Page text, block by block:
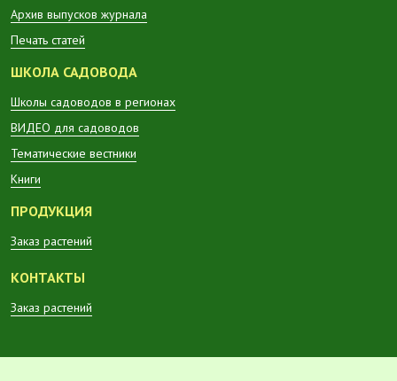
Архив выпусков журнала
Печать статей
ШКОЛА САДОВОДА
Школы садоводов в регионах
ВИДЕО для садоводов
Тематические вестники
Книги
ПРОДУКЦИЯ
Заказ растений
КОНТАКТЫ
Заказ растений